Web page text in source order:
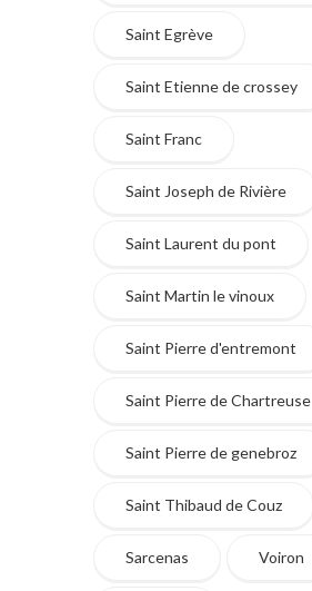
Saint Egrève
Saint Etienne de crossey
Saint Franc
Saint Joseph de Rivière
Saint Laurent du pont
Saint Martin le vinoux
Saint Pierre d'entremont
Saint Pierre de Chartreuse
Saint Pierre de genebroz
Saint Thibaud de Couz
Sarcenas Voiron